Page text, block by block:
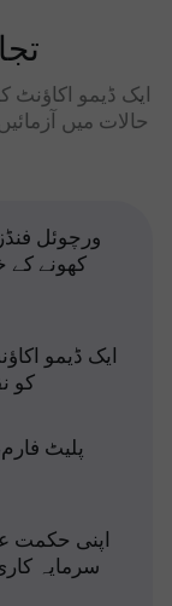
ایک ڈیمو اکاؤنٹ
حالات میں
ورچوئل
کھونے کے
ایک ڈیمو
کو
پلیٹ
اپنی حکمت
سرمایہ